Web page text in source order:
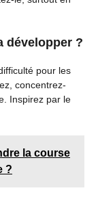
développer ?
pour les
concentrez-
Inspirez par le
la course
?